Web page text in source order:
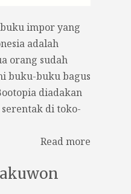
impor yang
adalah
orang sudah
buku-buku bagus
diadakan
di toko-
Read more